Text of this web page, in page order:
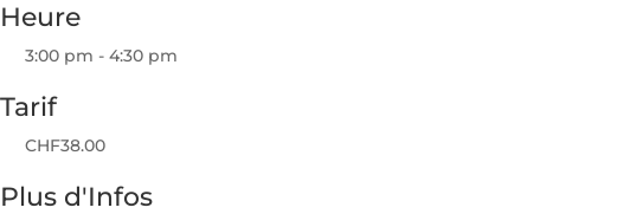
Heure
3:00 pm - 4:30 pm
Tarif
CHF38.00
Plus d'Infos